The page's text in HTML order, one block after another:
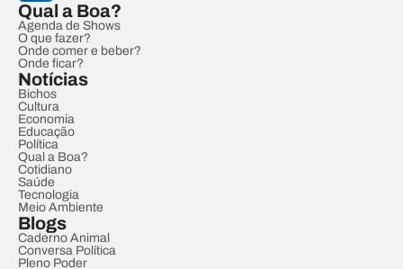
Qual a Boa?
Agenda de Shows
O que fazer?
Onde comer e beber?
Onde ficar?
Notícias
Bichos
Cultura
Economia
Educação
Política
Qual a Boa?
Cotidiano
Saúde
Tecnologia
Meio Ambiente
Blogs
Caderno Animal
Conversa Política
Pleno Poder